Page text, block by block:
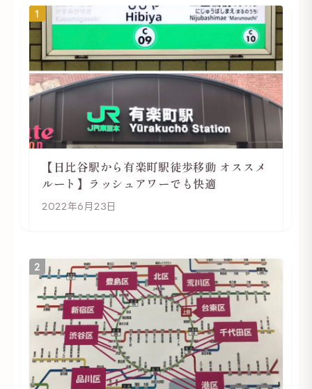
1
【日比谷駅から有楽町駅徒歩移動 オススメ
ルート】ラッシュアワーでも快適
2022年6月23日
2